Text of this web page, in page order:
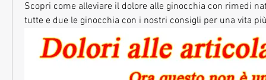
Scopri come alleviare il dolore alle ginocchia con rimedi
tutte e due le ginocchia con i nostri consigli per una vita